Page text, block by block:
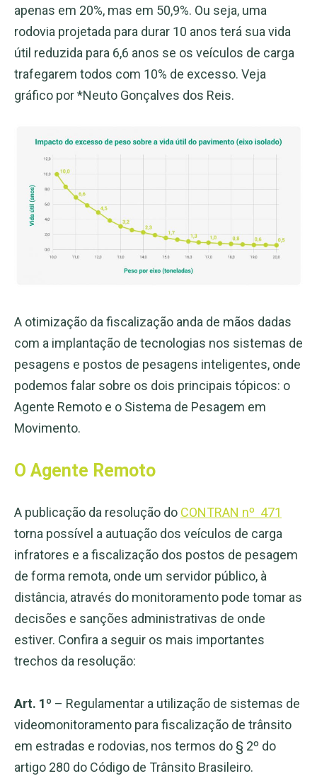
apenas em 20%, mas em 50,9%. Ou seja, uma
rodovia projetada para durar 10 anos terá sua vida
útil reduzida para 6,6 anos se os veículos de carga
trafegarem todos com 10% de excesso. Veja
gráfico por *Neuto Gonçalves dos Reis.
A otimização da fiscalização anda de mãos dadas
com a implantação de tecnologias nos sistemas de
pesagens e postos de pesagens inteligentes, onde
podemos falar sobre os dois principais tópicos: o
Agente Remoto e o Sistema de Pesagem em
Movimento.
O Agente Remoto
A publicação da resolução do CONTRAN nº 471
torna possível a autuação dos veículos de carga
infratores e a fiscalização dos postos de pesagem
de forma remota, onde um servidor público, à
distância, através do monitoramento pode tomar as
decisões e sanções administrativas de onde
estiver. Confira a seguir os mais importantes
trechos da resolução:
Art. 1º – Regulamentar a utilização de sistemas de
videomonitoramento para fiscalização de trânsito
em estradas e rodovias, nos termos do § 2º do
artigo 280 do Código de Trânsito Brasileiro.